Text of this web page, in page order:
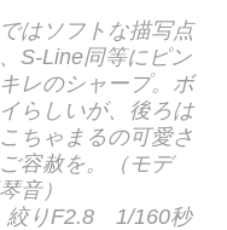
はソフトな描写点
S-Line同等にピン
レのシャープ。ボ
らしいが、後ろは
ちゃまるの可愛さ
容赦を。（モデ
音）
りF2.8 1/160秒